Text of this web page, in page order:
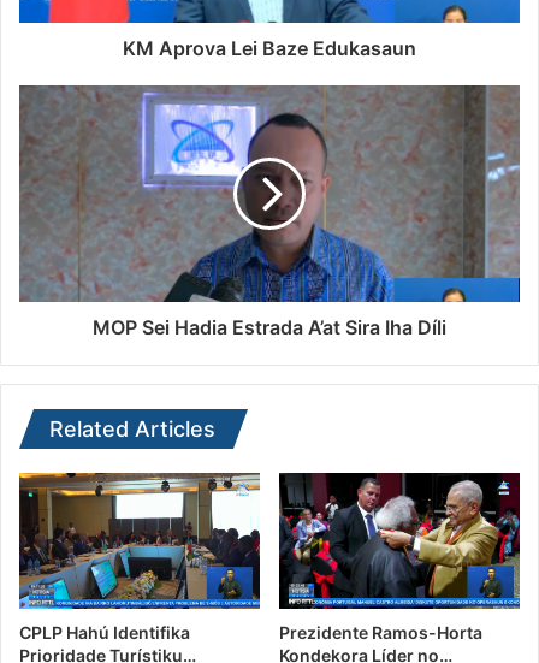
KM Aprova Lei Baze Edukasaun
MOP Sei Hadia Estrada A’at Sira Iha Díli
Related Articles
CPLP Hahú Identifika
Prioridade Turístiku…
Prezidente Ramos-Horta
Kondekora Líder no…